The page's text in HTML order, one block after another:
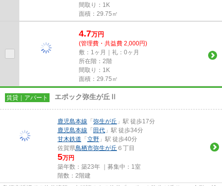
間取り：1K
面積：29.75㎡
4.7万円
(管理費・共益費 2,000円)
敷：1ヶ月｜礼：0ヶ月
所在階：2階
間取り：1K
面積：29.75㎡
賃貸｜アパート エポック弥生が丘Ⅱ
鹿児島本線 「弥生が丘 」駅 徒歩17分
鹿児島本線 「田代 」駅 徒歩34分
甘木鉄道 「立野 」駅 徒歩40分
佐賀県鳥栖市弥生が丘 ６丁目
5万円
築年数：築23年 ｜募集中： 1室
階数：2階建